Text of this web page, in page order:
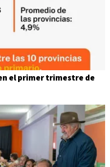
el primer trimestre de